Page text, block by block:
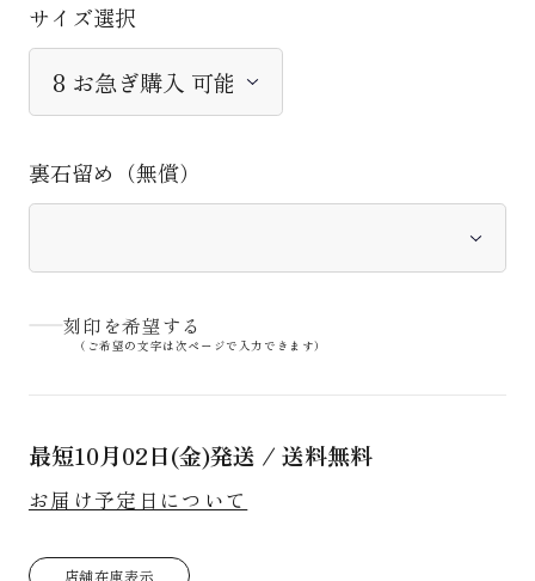
サイズ選択
裏石留め（無償）
刻印を希望する
（ご希望の文字は次ページで入力できます）
最短10月02日(金)発送 / 送料無料
お届け予定日について
店舗在庫表示